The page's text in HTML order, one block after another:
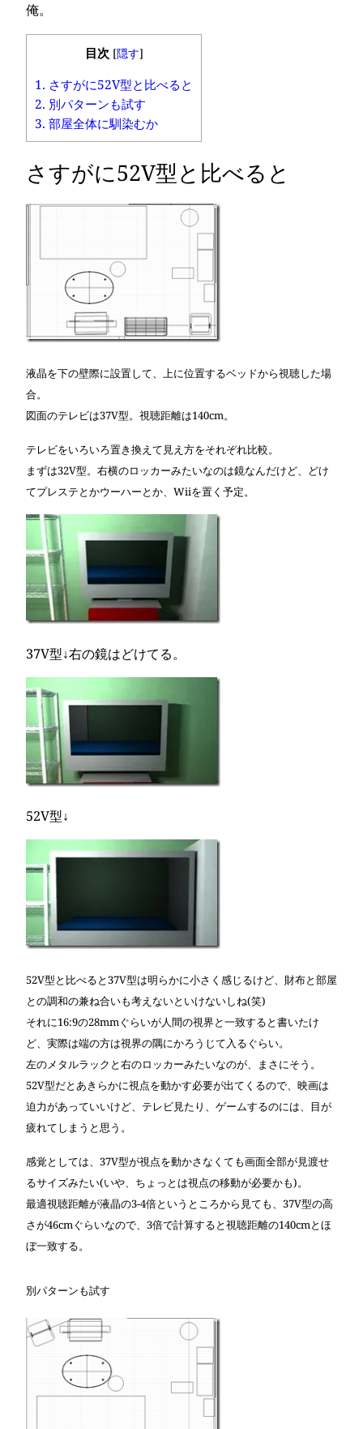
俺。
目次 [隠す]
1. さすがに52V型と比べると
2. 別パターンも試す
3. 部屋全体に馴染むか
さすがに52V型と比べると
液晶を下の壁際に設置して、上に位置するベッドから視聴した場
合。
図面のテレビは37V型。視聴距離は140cm。
テレビをいろいろ置き換えて見え方をそれぞれ比較。
まずは32V型。右横のロッカーみたいなのは鏡なんだけど、どけ
てプレステとかウーハーとか、Wiiを置く予定。
37V型↓右の鏡はどけてる。
52V型↓
52V型と比べると37V型は明らかに小さく感じるけど、財布と部屋
との調和の兼ね合いも考えないといけないしね(笑)
それに16:9の28mmぐらいが人間の視界と一致すると書いたけ
ど、実際は端の方は視界の隅にかろうじて入るぐらい。
左のメタルラックと右のロッカーみたいなのが、まさにそう。
52V型だとあきらかに視点を動かす必要が出てくるので、映画は
迫力があっていいけど、テレビ見たり、ゲームするのには、目が
疲れてしまうと思う。
感覚としては、37V型が視点を動かさなくても画面全部が見渡せ
るサイズみたい(いや、ちょっとは視点の移動が必要かも)。
最適視聴距離が液晶の3-4倍というところから見ても、37V型の高
さが46cmぐらいなので、3倍で計算すると視聴距離の140cmとほ
ぼ一致する。
別パターンも試す